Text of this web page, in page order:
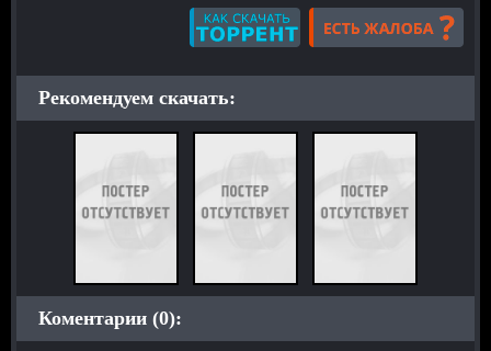
Рекомендуем скачать:
Коментарии (0):